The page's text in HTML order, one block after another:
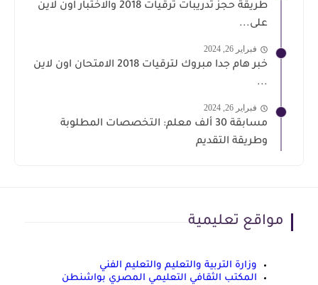
طريقة حجز تدريبات ترقيات 2018 والاختبار اون لاين
على...
فبراير 26, 2024
خبر هام جدا مبروك لترقيات 2018 الامتحان اون لاين
...
فبراير 26, 2024
مسابقة 30 ألف معلم: التخصصات المطلوبة
وطريقة التقديم
مواقع تعليمية
وزارة التربية والتعليم والتعليم الفني
المكتب الثقافي التعليمي المصري بواشنطن